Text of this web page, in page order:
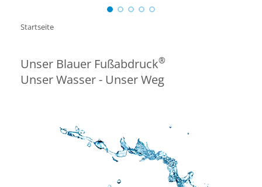
Startseite
Unser Blauer Fußabdruck®
Unser Wasser - Unser Weg